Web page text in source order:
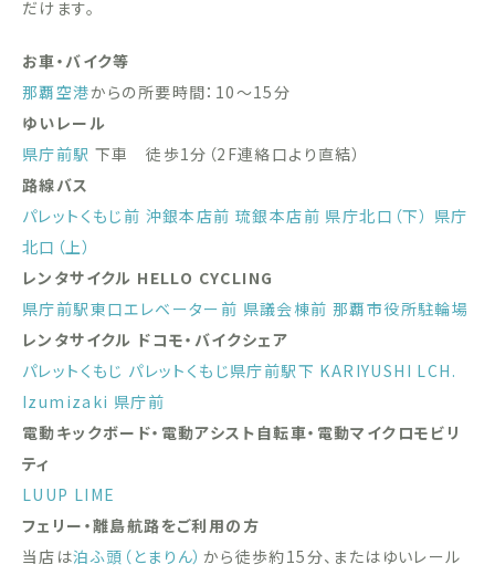
だけます。
お車・バイク等
那覇空港からの所要時間：10〜15分
ゆいレール
県庁前駅 下車 徒歩1分（2F連絡口より直結）
路線バス
パレットくもじ前 沖銀本店前 琉銀本店前 県庁北口（下） 県庁
北口（上）
レンタサイクル HELLO CYCLING
県庁前駅東口エレベーター前 県議会棟前 那覇市役所駐輪場
レンタサイクル ドコモ・バイクシェア
パレットくもじ パレットくもじ県庁前駅下 KARIYUSHI LCH.
Izumizaki 県庁前
電動キックボード・電動アシスト自転車・電動マイクロモビリ
ティ
LUUP LIME
フェリー・離島航路をご利用の方
当店は泊ふ頭（とまりん） から徒歩約15分、またはゆいレール